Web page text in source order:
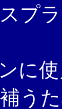
プ
に
う